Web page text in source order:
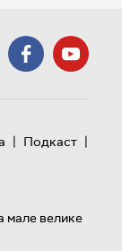
| Подкаст |
мале велике